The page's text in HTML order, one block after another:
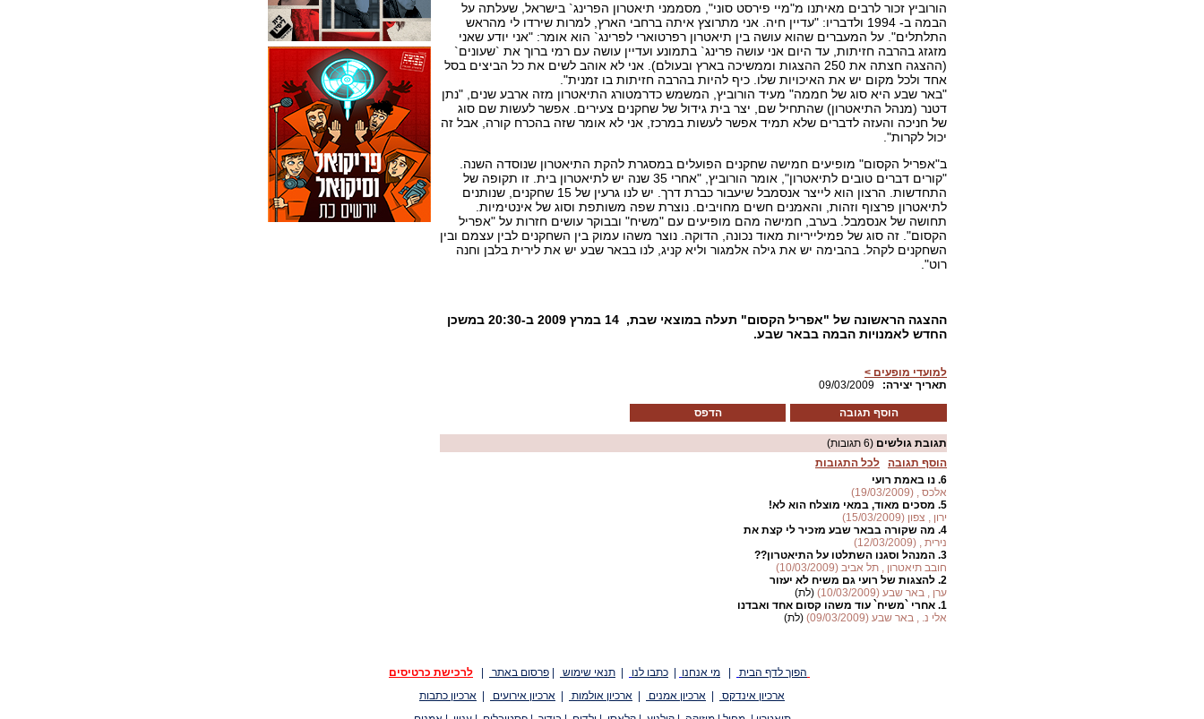
הורוביץ זכור לרבים מאיתנו מ"מיי פירסט סוני", מסממני תיאטרון הפרינג` בישראל, שעלתה על
הבמה ב- 1994 ולדבריו: "עדיין חיה. אני מתרוצץ איתה ברחבי הארץ, למרות שירדו לי מהראש
התלתלים". על המעברים שהוא עושה בין תיאטרון רפרטוארי לפרינג` הוא אומר: "אני יודע שאני
מזגזג בהרבה חזיתות, עד היום אני עושה פרינג` בתמונע ועדיין עושה עם רמי ברוך את `שעונים`
(ההצגה חצתה את 250 ההצגות וממשיכה בארץ ובעולם). אני לא אוהב לשים את כל הביצים בסל
אחד ולכל מקום יש את האיכויות שלו. כיף להיות בהרבה חזיתות בו זמנית".
"באר שבע היא סוג של חממה" מעיד הורוביץ, המשמש כדרמטורג התיאטרון מזה ארבע שנים, "נתן
דטנר (מנהל התיאטרון) שהתחיל שם, יצר בית גידול של שחקנים צעירים. אפשר לעשות שם סוג
של חניכה והעזה לדברים שלא תמיד אפשר לעשות במרכז, אני לא אומר שזה בהכרח קורה, אבל זה
יכול לקרות".
ב"אפריל הקסום" מופיעים חמישה שחקנים הפועלים במסגרת להקת התיאטרון שנוסדה השנה.
"קורים דברים טובים לתיאטרון", אומר הורוביץ, "אחרי 35 שנה יש לתיאטרון בית. זו תקופה של
התחדשות. הרצון הוא לייצר אנסמבל שיעבור כברת דרך. יש לנו גרעין של 15 שחקנים, שנותנים
לתיאטרון פרצוף וזהות, והאמנים חשים מחויבים. נוצרת שפה משותפת וסוג של אינטימיות.
תחושה של אנסמבל. בערב, חמישה מהם מופיעים עם "משיח" ובבוקר עושים חזרות על "אפריל
הקסום". זה סוג של פמילייריות מאוד נכונה, הדוקה. נוצר משהו עמוק בין השחקנים לבין עצמם ובין
השחקנים לקהל. בהבימה יש את גילה אלמגור וליא קניג, לנו בבאר שבע יש את לירית בלבן וחנה
רוט".
ההצגה הראשונה של "אפריל הקסום" תעלה במוצאי שבת, 14 במרץ 2009
ב-20:30 במשכן
החדש לאמנויות הבמה בבאר שבע.
למועדי מופעים >
09/03/2009
:תאריך יצירה
הדפס הוסף תגובה
תגובת גולשים (6 תגובות)
הוסף תגובה
לכל התגובות
6. נו באמת רועי
אלכס , (19/03/2009)
5. מסכים מאוד, במאי מוצלח הוא לא!
ירון , צפון (15/03/2009)
4. מה שקורה בבאר שבע מזכיר לי קצת את
נירית , (12/03/2009)
3. המנהל וסגנו השתלטו על התיאטרון??
חובב תיאטרון , תל אביב (10/03/2009)
2. להצגות של רועי גם משיח לא יעזור
ערן , באר שבע (10/03/2009)
(לת)
1. אחרי `משיח` עוד משהו קסום אחד ואבדנו
אלי נ. , באר שבע (09/03/2009)
(לת)
הפוך לדף הבית מי אנחנו כתבו לנו תנאי שימוש פרסום באתר
לרכישת כרטיסים
ארכיון אינדקס
ארכיון אמנים ארכיון אולמות ארכיון אירועים
ארכיון כתבות